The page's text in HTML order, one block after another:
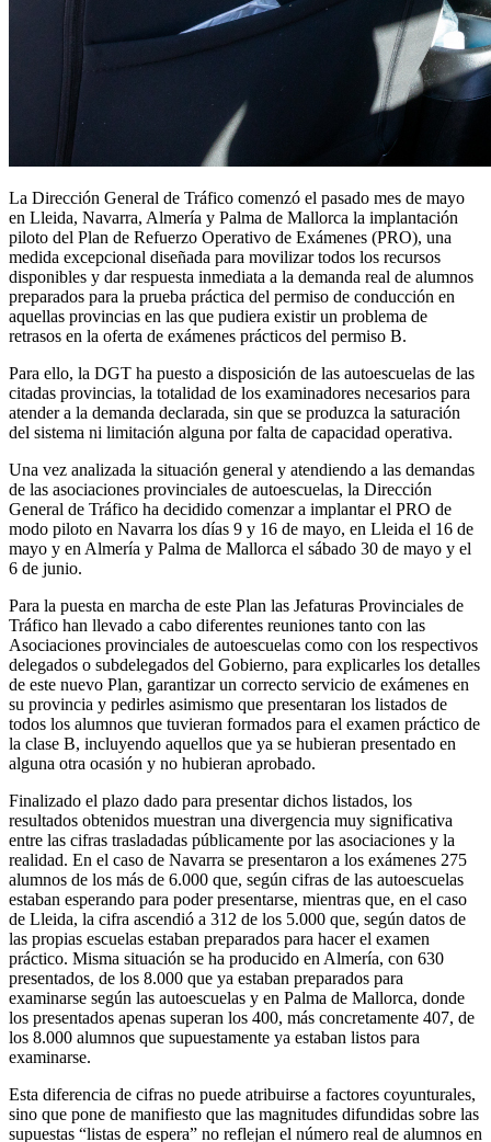
La Dirección General de Tráfico comenzó el pasado mes de mayo
en Lleida, Navarra, Almería y Palma de Mallorca la implantación
piloto del Plan de Refuerzo Operativo de Exámenes (PRO), una
medida excepcional diseñada para movilizar todos los recursos
disponibles y dar respuesta inmediata a la demanda real de alumnos
preparados para la prueba práctica del permiso de conducción en
aquellas provincias en las que pudiera existir un problema de
retrasos en la oferta de exámenes prácticos del permiso B.
Para ello, la DGT ha puesto a disposición de las autoescuelas de las
citadas provincias, la totalidad de los examinadores necesarios para
atender a la demanda declarada, sin que se produzca la saturación
del sistema ni limitación alguna por falta de capacidad operativa.
Una vez analizada la situación general y atendiendo a las demandas
de las asociaciones provinciales de autoescuelas, la Dirección
General de Tráfico ha decidido comenzar a implantar el PRO de
modo piloto en Navarra los días 9 y 16 de mayo, en Lleida el 16 de
mayo y en Almería y Palma de Mallorca el sábado 30 de mayo y el
6 de junio.
Para la puesta en marcha de este Plan las Jefaturas Provinciales de
Tráfico han llevado a cabo diferentes reuniones tanto con las
Asociaciones provinciales de autoescuelas como con los respectivos
delegados o subdelegados del Gobierno, para explicarles los detalles
de este nuevo Plan, garantizar un correcto servicio de exámenes en
su provincia y pedirles asimismo que presentaran los listados de
todos los alumnos que tuvieran formados para el examen práctico de
la clase B, incluyendo aquellos que ya se hubieran presentado en
alguna otra ocasión y no hubieran aprobado.
Finalizado el plazo dado para presentar dichos listados, los
resultados obtenidos muestran una divergencia muy significativa
entre las cifras trasladadas públicamente por las asociaciones y la
realidad. En el caso de Navarra se presentaron a los exámenes 275
alumnos de los más de 6.000 que, según cifras de las autoescuelas
estaban esperando para poder presentarse, mientras que, en el caso
de Lleida, la cifra ascendió a 312 de los 5.000 que, según datos de
las propias escuelas estaban preparados para hacer el examen
práctico. Misma situación se ha producido en Almería, con 630
presentados, de los 8.000 que ya estaban preparados para
examinarse según las autoescuelas y en Palma de Mallorca, donde
los presentados apenas superan los 400, más concretamente 407, de
los 8.000 alumnos que supuestamente ya estaban listos para
examinarse.
Esta diferencia de cifras no puede atribuirse a factores coyunturales,
sino que pone de manifiesto que las magnitudes difundidas sobre las
supuestas “listas de espera” no reflejan el número real de alumnos en